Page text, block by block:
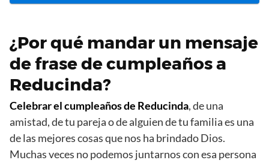
¿Por qué mandar un mensaje
de frase de cumpleaños a
Reducinda?
Celebrar el cumpleaños de Reducinda, de una
amistad, de tu pareja o de alguien de tu familia es una
de las mejores cosas que nos ha brindado Dios.
Muchas veces no podemos juntarnos con esa persona